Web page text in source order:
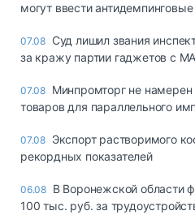
могут ввести
07.08 Суд лишил звания
за кражу партии гаджетов с
07.08 Минпромторг не
товаров для параллельного
07.08 Экспорт растворимого
рекордных показателей
06.08 В Воронежской области
100 тыс. руб. за